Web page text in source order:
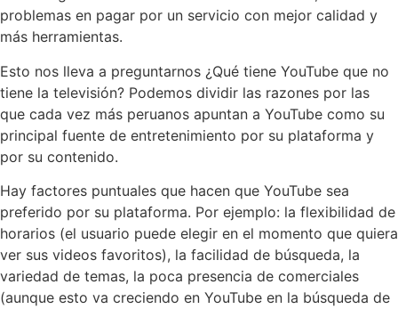
problemas en pagar por un servicio con mejor calidad y
más herramientas.
Esto nos lleva a preguntarnos ¿Qué tiene YouTube que no
tiene la televisión? Podemos dividir las razones por las
que cada vez más peruanos apuntan a YouTube como su
principal fuente de entretenimiento por su plataforma y
por su contenido.
Hay factores puntuales que hacen que YouTube sea
preferido por su plataforma. Por ejemplo: la flexibilidad de
horarios (el usuario puede elegir en el momento que quiera
ver sus videos favoritos), la facilidad de búsqueda, la
variedad de temas, la poca presencia de comerciales
(aunque esto va creciendo en YouTube en la búsqueda de